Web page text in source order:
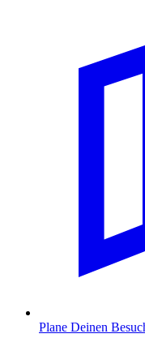
Plane Deinen